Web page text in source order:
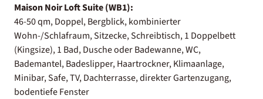
Maison Noir Loft Suite (WB1):
46-50 qm, Doppel, Bergblick, kombinierter
Wohn-/Schlafraum, Sitzecke, Schreibtisch, 1 Doppelbett
(Kingsize), 1 Bad, Dusche oder Badewanne, WC,
Bademantel, Badeslipper, Haartrockner, Klimaanlage,
Minibar, Safe, TV, Dachterrasse, direkter Gartenzugang,
bodentiefe Fenster